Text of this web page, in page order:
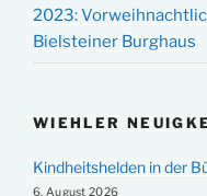
2023:
Bielsteiner Burghaus
WIEHLER
Kindheitshelden in der
6. August 2026